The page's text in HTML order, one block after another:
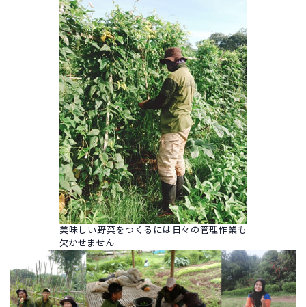
美味しい野菜をつくるには日々の管理作業も
欠かせません